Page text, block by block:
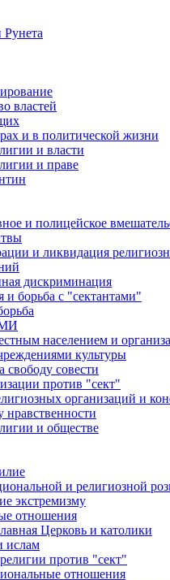
властей
и в политической жизни
и власти
и праве
и полицейское
и ликвидация
дискриминация
борьба с "сектантами"
населением и
культуры
свободу совести
против "сект"
организаций и
и обществе
и религиозной
экстремизму
отношения
Церковь и католики
ислам
против "сект"
отношения